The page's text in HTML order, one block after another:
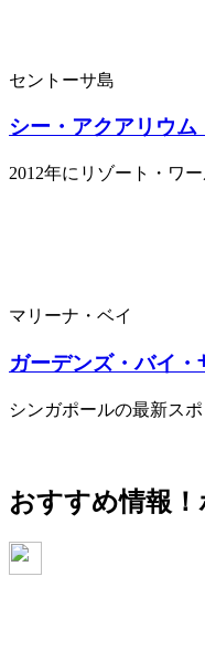
セントーサ島
シー・アクアリウ
2012年にリゾート・ワ
マリーナ・ベイ
ガーデンズ・バイ
シンガポールの最新ス
おすすめ情報！